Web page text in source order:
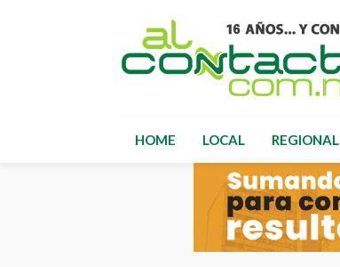
HOME LOCAL REGIONAL